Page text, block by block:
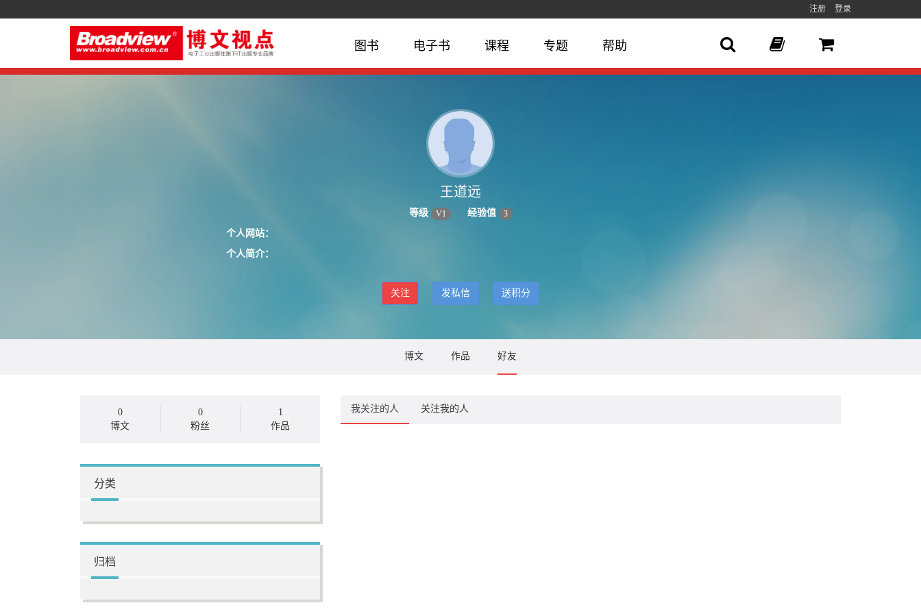
注册 登录
图书 电子书 课程 专题 帮助
王道远
等级 V1 经验值 3
个人网站：
个人简介：
关注 发私信 送积分
博文 作品 好友
0
博文
0
粉丝
1
作品
分类
归档
我关注的人 关注我的人